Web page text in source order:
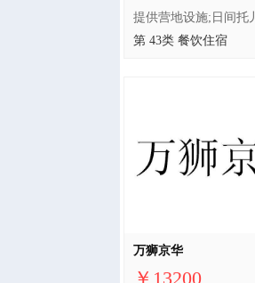
第 43类 餐饮住宿
万狮京华
￥13200